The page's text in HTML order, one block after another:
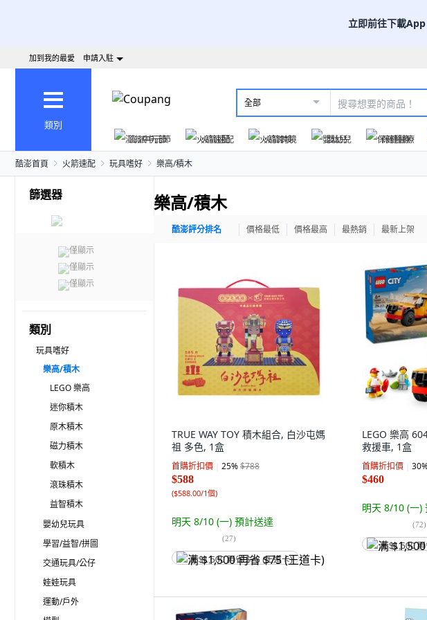
立即前往下載App
加到我的最愛 申請入駐
類別
全部
澎派中元節
火箭速配 火箭跨境 嬰幼兒 保健醫療
酷澎首頁 火箭速配 玩具嗜好 樂高/積木
篩選器
僅顯示
僅顯示
僅顯示
類別
玩具嗜好
樂高/積木
LEGO 樂高
迷你積木
原木積木
磁力積木
軟積木
滾珠積木
益智積木
嬰幼兒玩具
學習/益智/拼圖
交通玩具/公仔
娃娃玩具
運動/戶外
樂高/積木
酷澎評分排名 價格最低 價格最高 最熱銷 最新上架
TRUE WAY TOY 積木組合, 白沙屯媽
祖 多色, 1盒
首購折扣價 25%$788
$588
($588.00/1個)
明天 8/10 (一) 預計送達
(27)
满 $1,500 再省 $75 (王道卡)
LEGO 樂高
救援車, 1盒
首購折扣價 30
$460
明天 8/10 (一)
(72)
满 $1,500